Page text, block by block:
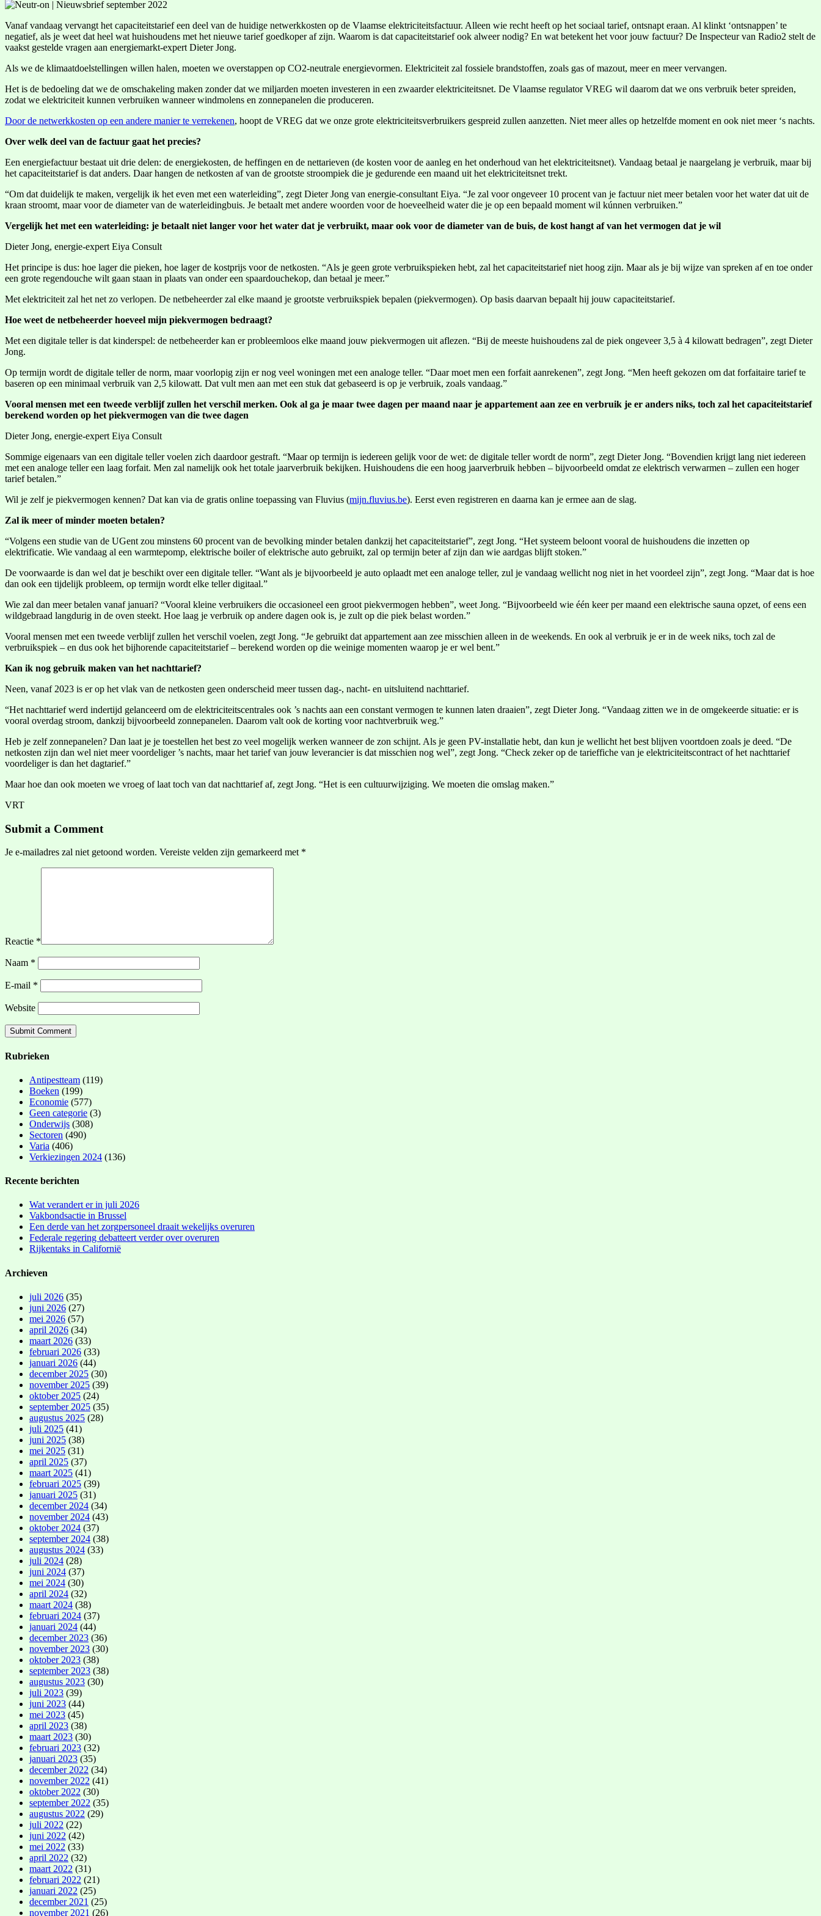
Vanaf vandaag vervangt het capaciteitstarief een deel van de huidige netwerkkosten op de Vlaamse elektriciteitsfactuur. Alleen wie recht heeft op het sociaal tarief, ontsnapt eraan. Al klinkt ‘ontsnappen’ te
negatief, als je weet dat heel wat huishoudens met het nieuwe tarief goedkoper af zijn. Waarom is dat capaciteitstarief ook alweer nodig? En wat betekent het voor jouw factuur? De Inspecteur van Radio2 stelt de
vaakst gestelde vragen aan energiemarkt-expert Dieter Jong.
Als we de klimaatdoelstellingen willen halen, moeten we overstappen op CO2-neutrale energievormen. Elektriciteit zal fossiele brandstoffen, zoals gas of mazout, meer en meer vervangen.
Het is de bedoeling dat we de omschakeling maken zonder dat we miljarden moeten investeren in een zwaarder elektriciteitsnet. De Vlaamse regulator VREG wil daarom dat we ons verbruik beter spreiden,
zodat we elektriciteit kunnen verbruiken wanneer windmolens en zonnepanelen die produceren.
Door de netwerkkosten op een andere manier te verrekenen, hoopt de VREG dat we onze grote elektriciteitsverbruikers gespreid zullen aanzetten. Niet meer alles op hetzelfde moment en ook niet meer ‘s nachts.
Over welk deel van de factuur gaat het precies?
Een energiefactuur bestaat uit drie delen: de energiekosten, de heffingen en de nettarieven (de kosten voor de aanleg en het onderhoud van het elektriciteitsnet). Vandaag betaal je naargelang je verbruik, maar bij
het capaciteitstarief is dat anders. Daar hangen de netkosten af van de grootste stroompiek die je gedurende een maand uit het elektriciteitsnet trekt.
“Om dat duidelijk te maken, vergelijk ik het even met een waterleiding”, zegt Dieter Jong van energie-consultant Eiya. “Je zal voor ongeveer 10 procent van je factuur niet meer betalen voor het water dat uit de
kraan stroomt, maar voor de diameter van de waterleidingbuis. Je betaalt met andere woorden voor de hoeveelheid water die je op een bepaald moment wil kúnnen verbruiken.”
Vergelijk het met een waterleiding: je betaalt niet langer voor het water dat je verbruikt, maar ook voor de diameter van de buis, de kost hangt af van het vermogen dat je wil
Dieter Jong, energie-expert Eiya Consult
Het principe is dus: hoe lager die pieken, hoe lager de kostprijs voor de netkosten. “Als je geen grote verbruikspieken hebt, zal het capaciteitstarief niet hoog zijn. Maar als je bij wijze van spreken af en toe onder
een grote regendouche wilt gaan staan in plaats van onder een spaardouchekop, dan betaal je meer.”
Met elektriciteit zal het net zo verlopen. De netbeheerder zal elke maand je grootste verbruikspiek bepalen (piekvermogen). Op basis daarvan bepaalt hij jouw capaciteitstarief.
Hoe weet de netbeheerder hoeveel mijn piekvermogen bedraagt?
Met een digitale teller is dat kinderspel: de netbeheerder kan er probleemloos elke maand jouw piekvermogen uit aflezen. “Bij de meeste huishoudens zal de piek ongeveer 3,5 à 4 kilowatt bedragen”, zegt Dieter
Jong.
Op termijn wordt de digitale teller de norm, maar voorlopig zijn er nog veel woningen met een analoge teller. “Daar moet men een forfait aanrekenen”, zegt Jong. “Men heeft gekozen om dat forfaitaire tarief te
baseren op een minimaal verbruik van 2,5 kilowatt. Dat vult men aan met een stuk dat gebaseerd is op je verbruik, zoals vandaag.”
Vooral mensen met een tweede verblijf zullen het verschil merken. Ook al ga je maar twee dagen per maand naar je appartement aan zee en verbruik je er anders niks, toch zal het capaciteitstarief
berekend worden op het piekvermogen van die twee dagen
Dieter Jong, energie-expert Eiya Consult
Sommige eigenaars van een digitale teller voelen zich daardoor gestraft. “Maar op termijn is iedereen gelijk voor de wet: de digitale teller wordt de norm”, zegt Dieter Jong. “Bovendien krijgt lang niet iedereen
met een analoge teller een laag forfait. Men zal namelijk ook het totale jaarverbruik bekijken. Huishoudens die een hoog jaarverbruik hebben – bijvoorbeeld omdat ze elektrisch verwarmen – zullen een hoger
tarief betalen.”
Wil je zelf je piekvermogen kennen? Dat kan via de gratis online toepassing van Fluvius (mijn.fluvius.be). Eerst even registreren en daarna kan je ermee aan de slag.
Zal ik meer of minder moeten betalen?
“Volgens een studie van de UGent zou minstens 60 procent van de bevolking minder betalen dankzij het capaciteitstarief”, zegt Jong. “Het systeem beloont vooral de huishoudens die inzetten op
elektrificatie. Wie vandaag al een warmtepomp, elektrische boiler of elektrische auto gebruikt, zal op termijn beter af zijn dan wie aardgas blijft stoken.”
De voorwaarde is dan wel dat je beschikt over een digitale teller. “Want als je bijvoorbeeld je auto oplaadt met een analoge teller, zul je vandaag wellicht nog niet in het voordeel zijn”, zegt Jong. “Maar dat is hoe
dan ook een tijdelijk probleem, op termijn wordt elke teller digitaal.”
Wie zal dan meer betalen vanaf januari? “Vooral kleine verbruikers die occasioneel een groot piekvermogen hebben”, weet Jong. “Bijvoorbeeld wie één keer per maand een elektrische sauna opzet, of eens een
wildgebraad langdurig in de oven steekt. Hoe laag je verbruik op andere dagen ook is, je zult op die piek belast worden.”
Vooral mensen met een tweede verblijf zullen het verschil voelen, zegt Jong. “Je gebruikt dat appartement aan zee misschien alleen in de weekends. En ook al verbruik je er in de week niks, toch zal de
verbruikspiek – en dus ook het bijhorende capaciteitstarief – berekend worden op die weinige momenten waarop je er wel bent.”
Kan ik nog gebruik maken van het nachttarief?
Neen, vanaf 2023 is er op het vlak van de netkosten geen onderscheid meer tussen dag-, nacht- en uitsluitend nachttarief.
“Het nachttarief werd indertijd gelanceerd om de elektriciteitscentrales ook ’s nachts aan een constant vermogen te kunnen laten draaien”, zegt Dieter Jong. “Vandaag zitten we in de omgekeerde situatie: er is
vooral overdag stroom, dankzij bijvoorbeeld zonnepanelen. Daarom valt ook de korting voor nachtverbruik weg.”
Heb je zelf zonnepanelen? Dan laat je je toestellen het best zo veel mogelijk werken wanneer de zon schijnt. Als je geen PV-installatie hebt, dan kun je wellicht het best blijven voortdoen zoals je deed. “De
netkosten zijn dan wel niet meer voordeliger ’s nachts, maar het tarief van jouw leverancier is dat misschien nog wel”, zegt Jong. “Check zeker op de tarieffiche van je elektriciteitscontract of het nachttarief
voordeliger is dan het dagtarief.”
Maar hoe dan ook moeten we vroeg of laat toch van dat nachttarief af, zegt Jong. “Het is een cultuurwijziging. We moeten die omslag maken.”
VRT
Submit a Comment
Je e-mailadres zal niet getoond worden. Vereiste velden zijn gemarkeerd met *
Reactie *
Naam *
E-mail *
Website
Rubrieken
Antipestteam (119)
Boeken (199)
Economie (577)
Geen categorie (3)
Onderwijs (308)
Sectoren (490)
Varia (406)
Verkiezingen 2024 (136)
Recente berichten
Wat verandert er in juli 2026
Vakbondsactie in Brussel
Een derde van het zorgpersoneel draait wekelijks overuren
Federale regering debatteert verder over overuren
Rijkentaks in Californië
Archieven
juli 2026 (35)
juni 2026 (27)
mei 2026 (57)
april 2026 (34)
maart 2026 (33)
februari 2026 (33)
januari 2026 (44)
december 2025 (30)
november 2025 (39)
oktober 2025 (24)
september 2025 (35)
augustus 2025 (28)
juli 2025 (41)
juni 2025 (38)
mei 2025 (31)
april 2025 (37)
maart 2025 (41)
februari 2025 (39)
januari 2025 (31)
december 2024 (34)
november 2024 (43)
oktober 2024 (37)
september 2024 (38)
augustus 2024 (33)
juli 2024 (28)
juni 2024 (37)
mei 2024 (30)
april 2024 (32)
maart 2024 (38)
februari 2024 (37)
januari 2024 (44)
december 2023 (36)
november 2023 (30)
oktober 2023 (38)
september 2023 (38)
augustus 2023 (30)
juli 2023 (39)
juni 2023 (44)
mei 2023 (45)
april 2023 (38)
maart 2023 (30)
februari 2023 (32)
januari 2023 (35)
december 2022 (34)
november 2022 (41)
oktober 2022 (30)
september 2022 (35)
augustus 2022 (29)
juli 2022 (22)
juni 2022 (42)
mei 2022 (33)
april 2022 (32)
maart 2022 (31)
februari 2022 (21)
januari 2022 (25)
december 2021 (25)
november 2021 (26)